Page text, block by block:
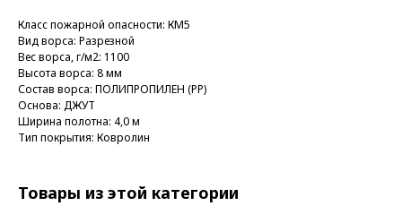
Класс пожарной опасности: КМ5
Вид ворса: Разрезной
Вес ворса, г/м2: 1100
Высота ворса: 8 мм
Состав ворса: ПОЛИПРОПИЛЕН (PP)
Основа: ДЖУТ
Ширина полотна: 4,0 м
Тип покрытия: Ковролин
Товары из этой категории